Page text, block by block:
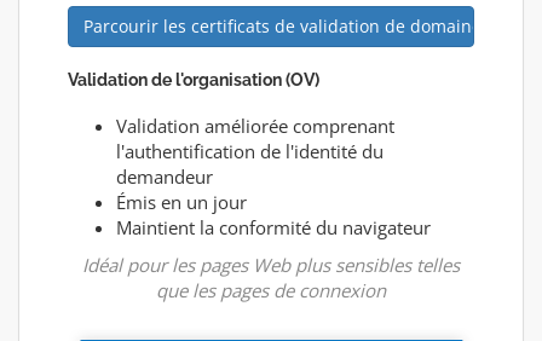
Parcourir les certificats de validation de domaine (DV)
Validation de l'organisation (OV)
Validation améliorée comprenant
l'authentification de l'identité du
demandeur
Émis en un jour
Maintient la conformité du navigateur
Idéal pour les pages Web plus sensibles telles
que les pages de connexion